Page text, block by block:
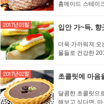
홈메이드 스테이
입안 가~득,
더욱 가까워져 오
물들로 건강한
초콜릿에 마음
달콤한 초콜릿으
해보고 싶다면,